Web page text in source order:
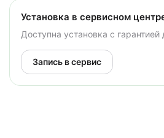
Установка в сервисном
Доступна установка с
Запись в сервис